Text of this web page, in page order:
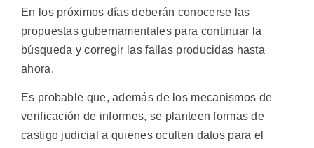
En los próximos días deberán conocerse las
propuestas gubernamentales para continuar la
búsqueda y corregir las fallas producidas hasta
ahora.
Es probable que, además de los mecanismos de
verificación de informes, se planteen formas de
castigo judicial a quienes oculten datos para el